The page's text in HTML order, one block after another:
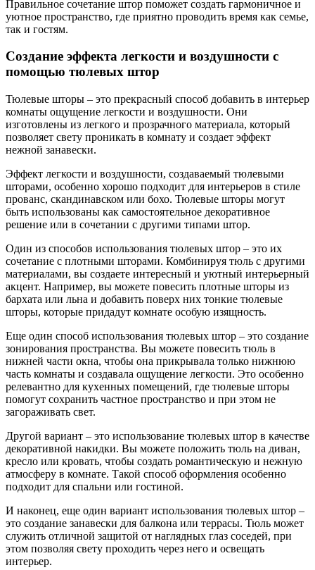
Правильное сочетание штор поможет создать гармоничное и
уютное пространство, где приятно проводить время как семье,
так и гостям.
Создание эффекта легкости и воздушности с
помощью тюлевых штор
Тюлевые шторы – это прекрасный способ добавить в интерьер
комнаты ощущение легкости и воздушности. Они
изготовлены из легкого и прозрачного материала, который
позволяет свету проникать в комнату и создает эффект
нежной занавески.
Эффект легкости и воздушности, создаваемый тюлевыми
шторами, особенно хорошо подходит для интерьеров в стиле
прованс, скандинавском или бохо. Тюлевые шторы могут
быть использованы как самостоятельное декоративное
решение или в сочетании с другими типами штор.
Один из способов использования тюлевых штор – это их
сочетание с плотными шторами. Комбинируя тюль с другими
материалами, вы создаете интересный и уютный интерьерный
акцент. Например, вы можете повесить плотные шторы из
бархата или льна и добавить поверх них тонкие тюлевые
шторы, которые придадут комнате особую изящность.
Еще один способ использования тюлевых штор – это создание
зонирования пространства. Вы можете повесить тюль в
нижней части окна, чтобы она прикрывала только нижнюю
часть комнаты и создавала ощущение легкости. Это особенно
релевантно для кухенных помещений, где тюлевые шторы
помогут сохранить частное пространство и при этом не
загораживать свет.
Другой вариант – это использование тюлевых штор в качестве
декоративной накидки. Вы можете положить тюль на диван,
кресло или кровать, чтобы создать романтическую и нежную
атмосферу в комнате. Такой способ оформления особенно
подходит для спальни или гостиной.
И наконец, еще один вариант использования тюлевых штор –
это создание занавески для балкона или террасы. Тюль может
служить отличной защитой от наглядных глаз соседей, при
этом позволяя свету проходить через него и освещать
интерьер.